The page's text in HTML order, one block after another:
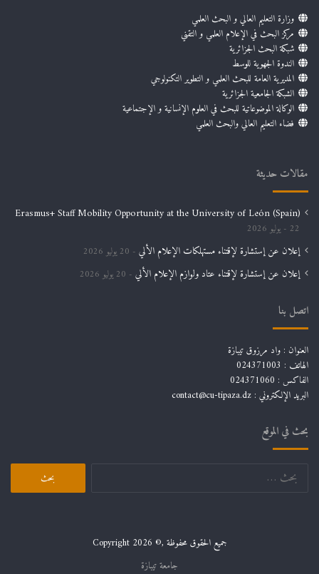
وزارة التعليم العالي و البحث العلمي
مركز البحث في الإعلام العلمي و التقني
شبكة البحث الجزائرية
الندوة الجهوية للوسط
المديرية العامة للبحث العلمي و التطوير التكنولوجي
الشبكة الجامعية الجزائرية
الوكالة الموضوعاتية للبحث في العلوم الإنسانية و الإجتماعية
فضاء التعليم العالي والبحث العلمي
مقالات حديثة
Erasmus+ Staff Mobility Opportunity at the University of León (Spain)
22 يوليو 2026
إعلان عن إستشارة لإقتناء مستهلكات الإعلام الألي 20 يوليو 2026
إعلان عن إستشارة لإقتناء عتاد ولوازم الإعلام الألي 20 يوليو 2026
اتصل بنا
العنوان : واد مرزوق تيبازة
الهاتف : 024371003
الفاكس : 024371060
البريد الإلكتروني : contact@cu-tipaza.dz
بحث في الموقع
البحث
جميع الحقوق محفوظة ,© Copyright 2026
جامعة تيبازة